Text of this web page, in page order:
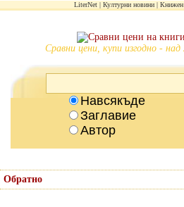
LiterNet Културни новини Книжен
Сравни цени, купи изгодно - над
Навсякъде
Заглавие
Автор
Обратно